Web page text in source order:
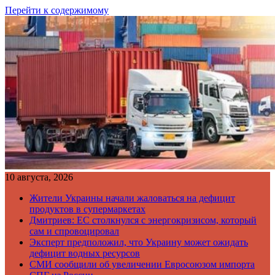
Перейти к содержимому
10 августа, 2026
Жители Украины начали жаловаться на дефицит
продуктов в супермаркетах
Дмитриев: ЕС столкнулся с энергокризисом, который
сам и спровоцировал
Эксперт предположил, что Украину может ожидать
дефицит водных ресурсов
СМИ сообщили об увеличении Евросоюзом импорта